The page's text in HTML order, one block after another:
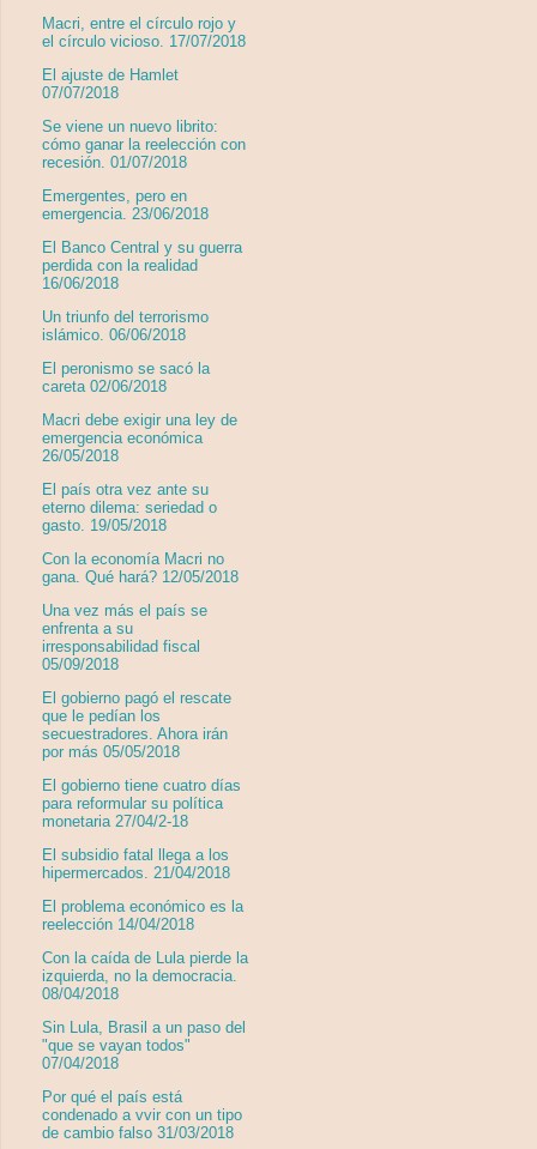
Macri, entre el círculo rojo y
el círculo vicioso. 17/07/2018
El ajuste de Hamlet
07/07/2018
Se viene un nuevo librito:
cómo ganar la reelección con
recesión. 01/07/2018
Emergentes, pero en
emergencia. 23/06/2018
El Banco Central y su guerra
perdida con la realidad
16/06/2018
Un triunfo del terrorismo
islámico. 06/06/2018
El peronismo se sacó la
careta 02/06/2018
Macri debe exigir una ley de
emergencia económica
26/05/2018
El país otra vez ante su
eterno dilema: seriedad o
gasto. 19/05/2018
Con la economía Macri no
gana. Qué hará? 12/05/2018
Una vez más el país se
enfrenta a su
irresponsabilidad fiscal
05/09/2018
El gobierno pagó el rescate
que le pedían los
secuestradores. Ahora irán
por más 05/05/2018
El gobierno tiene cuatro días
para reformular su política
monetaria 27/04/2-18
El subsidio fatal llega a los
hipermercados. 21/04/2018
El problema económico es la
reelección 14/04/2018
Con la caída de Lula pierde la
izquierda, no la democracia.
08/04/2018
Sin Lula, Brasil a un paso del
"que se vayan todos"
07/04/2018
Por qué el país está
condenado a vvir con un tipo
de cambio falso 31/03/2018